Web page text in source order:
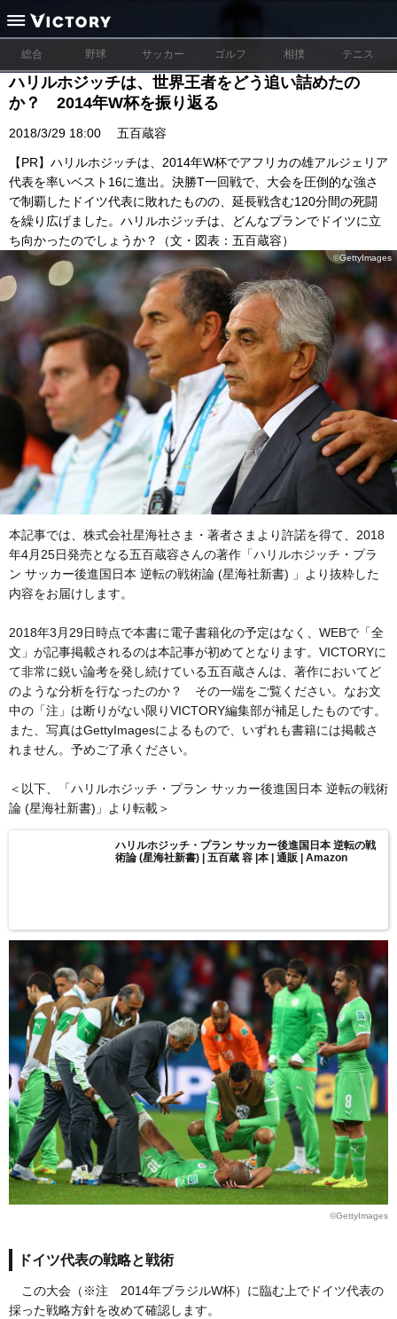
総合 野球 サッカー ゴルフ 相撲 テニス
ハリルホジッチは、世界王者をどう追い詰めたの
か？ 2014年W杯を振り返る
2018/3/29 18:00 五百蔵容
【PR】ハリルホジッチは、2014年W杯でアフリカの雄アルジェリア
代表を率いベスト16に進出。決勝T一回戦で、大会を圧倒的な強さ
で制覇したドイツ代表に敗れたものの、延長戦含む120分間の死闘
を繰り広げました。ハリルホジッチは、どんなプランでドイツに立
ち向かったのでしょうか？（文・図表：五百蔵容）
©GettyImages
本記事では、株式会社星海社さま・著者さまより許諾を得て、2018
年4月25日発売となる五百蔵容さんの著作「ハリルホジッチ・プラ
ン サッカー後進国日本 逆転の戦術論 (星海社新書) 」より抜粋した
内容をお届けします。
2018年3月29日時点で本書に電子書籍化の予定はなく、WEBで「全
文」が記事掲載されるのは本記事が初めてとなります。VICTORYに
て非常に鋭い論考を発し続けている五百蔵さんは、著作においてど
のような分析を行なったのか？ その一端をご覧ください。なお文
中の「注」は断りがない限りVICTORY編集部が補足したものです。
また、写真はGettyImagesによるもので、いずれも書籍には掲載さ
れません。予めご了承ください。
＜以下、「ハリルホジッチ・プラン サッカー後進国日本 逆転の戦術
論 (星海社新書)」より転載＞
ハリルホジッチ・プラン サッカー後進国日本 逆転の戦
術論 (星海社新書) | 五百蔵 容 |本 | 通販 | Amazon
©GettyImages
ドイツ代表の戦略と戦術
この大会（※注 2014年ブラジルW杯）に臨む上でドイツ代表の
採った戦略方針を改めて確認します。